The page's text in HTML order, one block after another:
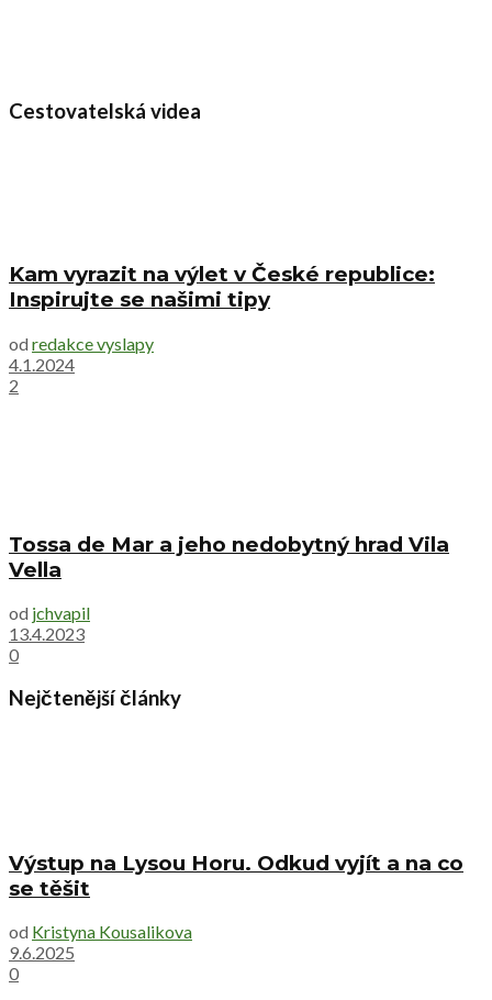
Cestovatelská videa
Kam vyrazit na výlet v České republice:
Inspirujte se našimi tipy
od redakce vyslapy
4.1.2024
2
Tossa de Mar a jeho nedobytný hrad Vila
Vella
od jchvapil
13.4.2023
0
Nejčtenější články
Výstup na Lysou Horu. Odkud vyjít a na co
se těšit
od Kristyna Kousalikova
9.6.2025
0